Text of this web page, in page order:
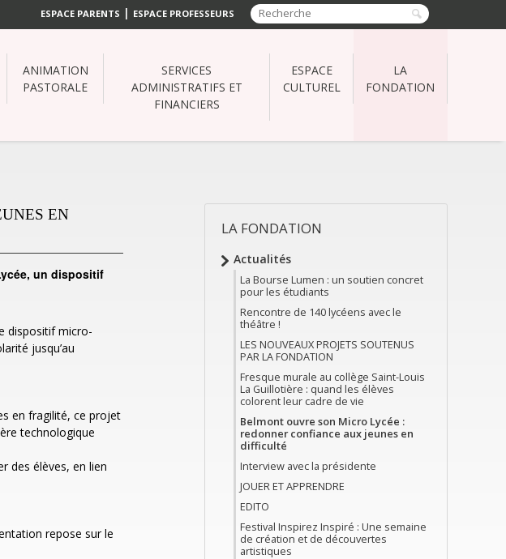
ESPACE PARENTS | ESPACE PROFESSEURS
ANIMATION
PASTORALE
SERVICES
ADMINISTRATIFS ET
FINANCIERS
ESPACE
CULTUREL
LA
FONDATION
NAVIGATION
LA FONDATION
Actualités
La Bourse Lumen : un soutien concret
pour les étudiants
Rencontre de 140 lycéens avec le
théâtre !
LES NOUVEAUX PROJETS SOUTENUS
PAR LA FONDATION
Fresque murale au collège Saint-Louis
La Guillotière : quand les élèves
colorent leur cadre de vie
Belmont ouvre son Micro Lycée :
redonner confiance aux jeunes en
difficulté
Interview avec la présidente
JOUER ET APPRENDRE
EDITO
Festival Inspirez Inspiré : Une semaine
de création et de découvertes
artistiques
EN
un dispositif
dispositif micro-
jusqu’au
en fragilité, ce projet
technologique
des élèves, en lien
repose sur le